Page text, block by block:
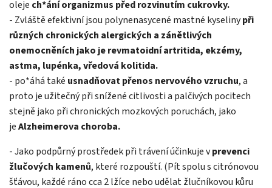
oleje ch*ání organizmus před rozvinutím cukrovky.
- Zvláště efektivní jsou polynenasycené mastné kyselinypři
různých chronických alergických a zánětlivých
onemocněních jako je revmatoidní artritida, ekzémy,
astma, lupénka, vředová kolitida.
- po*áhá také usnadňovat přenos nervového vzruchu, a
proto je užitečný při snížené citlivosti a palčivých pocitech
stejně jako při chronických mozkových poruchách, jako
jeAlzheimerova choroba.
- Jako podpůrný prostředek při trávení účinkuje vprevenci
žlučových kamenů, které rozpouští. (Pít spolu s citrónovou
šťávou, každé ráno cca 2 lžíce nebo udělat žlučníkovou kůru